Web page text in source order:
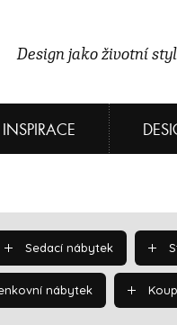
Design jako životní styl
INSPIRACE
Sedací nábytek
nábytek